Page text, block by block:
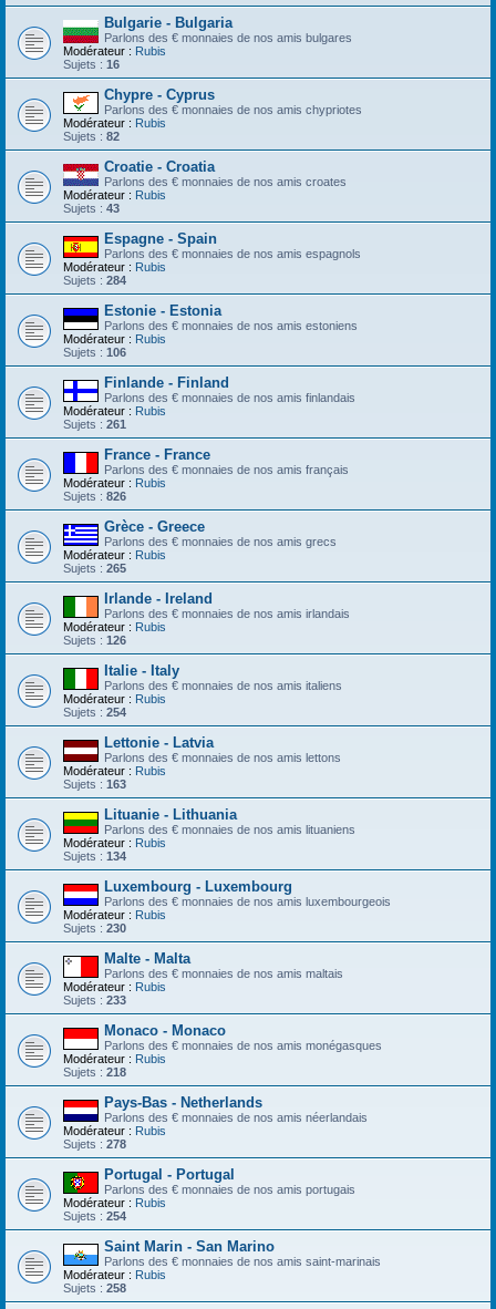
Bulgarie - Bulgaria
Parlons des € monnaies de nos amis bulgares
Modérateur : Rubis
Sujets : 16
Chypre - Cyprus
Parlons des € monnaies de nos amis chypriotes
Modérateur : Rubis
Sujets : 82
Croatie - Croatia
Parlons des € monnaies de nos amis croates
Modérateur : Rubis
Sujets : 43
Espagne - Spain
Parlons des € monnaies de nos amis espagnols
Modérateur : Rubis
Sujets : 284
Estonie - Estonia
Parlons des € monnaies de nos amis estoniens
Modérateur : Rubis
Sujets : 106
Finlande - Finland
Parlons des € monnaies de nos amis finlandais
Modérateur : Rubis
Sujets : 261
France - France
Parlons des € monnaies de nos amis français
Modérateur : Rubis
Sujets : 826
Grèce - Greece
Parlons des € monnaies de nos amis grecs
Modérateur : Rubis
Sujets : 265
Irlande - Ireland
Parlons des € monnaies de nos amis irlandais
Modérateur : Rubis
Sujets : 126
Italie - Italy
Parlons des € monnaies de nos amis italiens
Modérateur : Rubis
Sujets : 254
Lettonie - Latvia
Parlons des € monnaies de nos amis lettons
Modérateur : Rubis
Sujets : 163
Lituanie - Lithuania
Parlons des € monnaies de nos amis lituaniens
Modérateur : Rubis
Sujets : 134
Luxembourg - Luxembourg
Parlons des € monnaies de nos amis luxembourgeois
Modérateur : Rubis
Sujets : 230
Malte - Malta
Parlons des € monnaies de nos amis maltais
Modérateur : Rubis
Sujets : 233
Monaco - Monaco
Parlons des € monnaies de nos amis monégasques
Modérateur : Rubis
Sujets : 218
Pays-Bas - Netherlands
Parlons des € monnaies de nos amis néerlandais
Modérateur : Rubis
Sujets : 278
Portugal - Portugal
Parlons des € monnaies de nos amis portugais
Modérateur : Rubis
Sujets : 254
Saint Marin - San Marino
Parlons des € monnaies de nos amis saint-marinais
Modérateur : Rubis
Sujets : 258